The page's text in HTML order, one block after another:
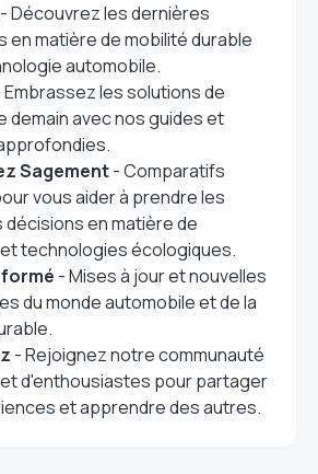
- Découvrez les dernières
en matière de mobilité durable
automobile.
Embrassez les solutions de
demain avec nos guides et
Sagement- Comparatifs
vous aider à prendre les
décisions en matière de
technologies écologiques.
- Mises à jour et nouvelles
du monde automobile et de la
- Rejoignez notre communauté
d'enthousiastes pour partager
et apprendre des autres.